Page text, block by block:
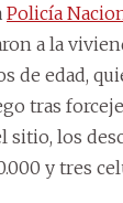
Policía
a la
de edad,
tras
sitio, los
y tres